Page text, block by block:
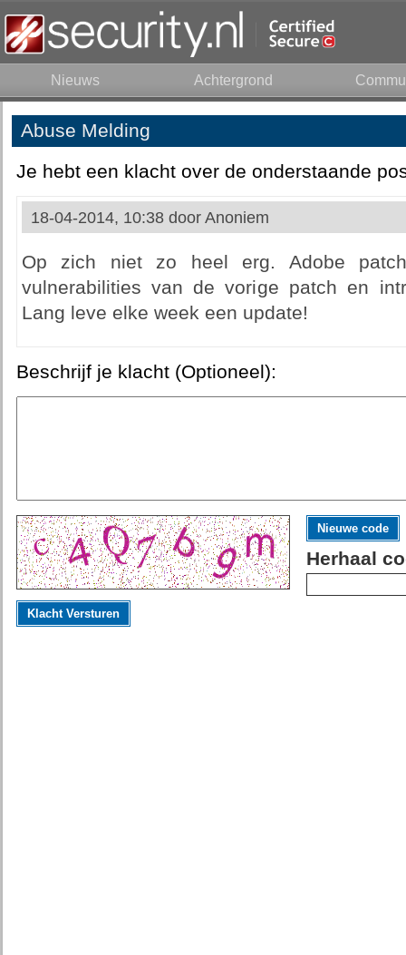
Nieuws Achtergrond
Abuse Melding
Je hebt een klacht over de onderstaande
18-04-2014, 10:38 door Anoniem
Op zich niet zo heel erg. Adobe
vulnerabilities van de vorige patch en
Lang leve elke week een update!
Beschrijf je klacht (Optioneel):
Nieuwe code
Herhaal
Klacht Versturen